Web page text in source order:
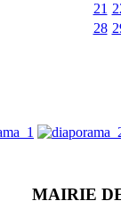
21
28
MAIRIE